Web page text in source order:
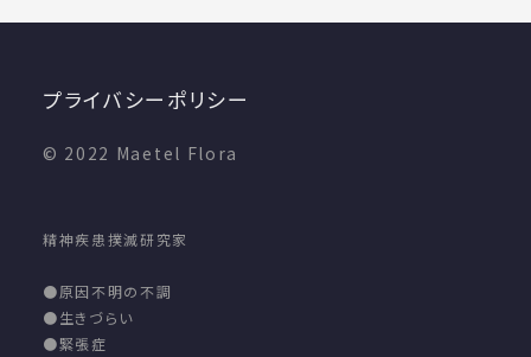
プライバシーポリシー
© 2022 Maetel Flora
精神疾患撲滅研究家
●原因不明の不調
●生きづらい
●緊張症